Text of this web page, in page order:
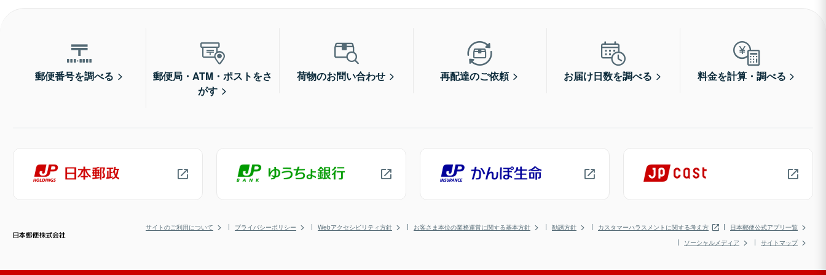
郵便番号を調べる
郵便局・ATM・ポストをさ
がす
荷物のお問い合わせ 再配達のご依頼 お届け日数を調べる 料金を計算・調べる
サイトのご利用について プライバシーポリシー Webアクセシビリティ方針 お客さま本位の業務運営に関する基本方針 勧誘方針 カスタマーハラスメントに関する考え方
日本郵便公式アプリ一覧
ソーシャルメディア
サイトマップ